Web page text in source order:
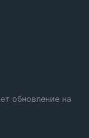
обновление на